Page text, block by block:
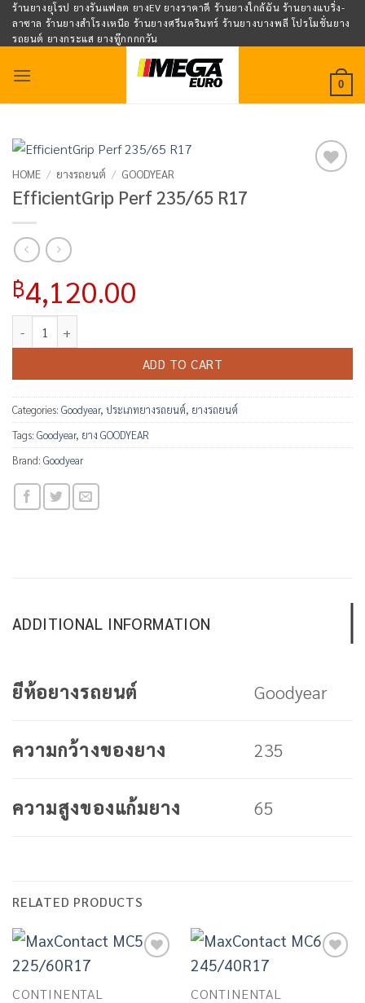
Skip
content
ร้านยางยุโรป ยางรันแฟลต ยางEV ยางราคาดี ร้านยางใกล้ฉัน ร้านยางแบริ่ง-
ลาซาล ร้านยางสำโรงเหนือ ร้านยางศรีนครินทร์ ร้านยางบางพลี โปรโมชั่นยาง
รถยนต์ ยางกระแส ยางทู๊กกกกวัน
0
HOME / ยางรถยนต์ / GOODYEAR
EfficientGrip Perf 235/65 R17
฿4,120.00
ADD TO CART
Categories: Goodyear, ประเภทยางรถยนต์, ยางรถยนต์
Tags: Goodyear, ยาง GOODYEAR
Brand: Goodyear
ADDITIONAL INFORMATION
ยีห้อยางรถยนต์ Goodyear
ความกว้างของยาง 235
ความสูงของแก้มยาง 65
RELATED PRODUCTS
CONTINENTAL
CONTINENTAL